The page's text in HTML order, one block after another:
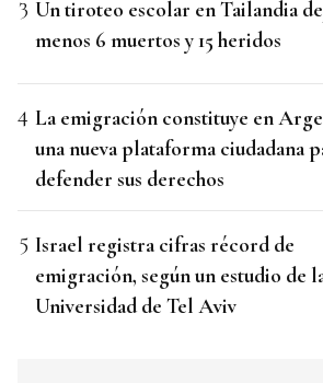
Un tiroteo escolar en Tailandia
menos 6 muertos y 15 heridos
La emigración constituye en
una nueva plataforma ciudadana
defender sus derechos
Israel registra cifras récord de
emigración, según un estudio de
Universidad de Tel Aviv